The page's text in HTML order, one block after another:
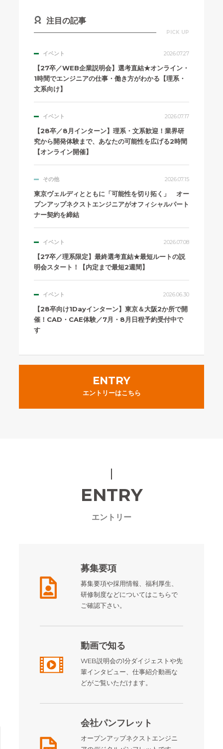
注目の記事
PICK UP
イベント 2026.07.27
【27卒／WEB企業説明会】選考直結★オンライン・
1時間でエンジニアの仕事・働き方がわかる【理系・
文系向け】
イベント 2026.07.17
【28卒／8月インターン】理系・文系歓迎！業界研
究から開発体験まで、あなたの可能性を広げる2時間
【オンライン開催】
その他 2026.07.15
東京ヴェルディとともに「可能性を切り拓く」 オー
プンアップネクストエンジニアがオフィシャルパート
ナー契約を締結
イベント 2026.07.08
【27卒／理系限定】最終選考直結★最短ルートの説
明会スタート！【内定まで最短2週間】
イベント 2026.06.30
【28卒向け1Dayインターン】東京＆大阪2か所で開
催！CAD・CAE体験／7月・8月日程予約受付中で
す
ENTRY
エントリーはこちら
ENTRY
エントリー
募集要項
募集要項や採用情報、福利厚生、
研修制度などについてはこちらで
ご確認下さい。
動画で知る
WEB説明会の1分ダイジェストや先
輩インタビュー、仕事紹介動画な
どがご覧いただけます。
会社パンフレット
オープンアップネクストエンジニ